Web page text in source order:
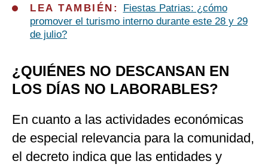
LEA TAMBIÉN:
Fiestas Patrias: ¿cómo
promover el turismo interno durante este 28 y 29
de julio?
¿QUIÉNES NO DESCANSAN EN
LOS DÍAS NO LABORABLES?
En cuanto a las actividades económicas
de especial relevancia para la comunidad,
el decreto indica que las entidades y